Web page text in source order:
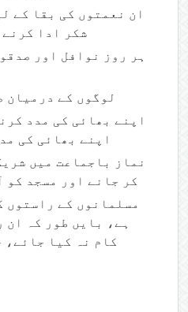
ان نعمتوں کی بقا کے
شکر ادا
ہر روز نوافل اور
لوگوں کے درمیان
اپنے بھائی کی مدد
اپنے بھائی کی
نماز باجماعت میں
کر جانے اور مسجد کو
مسلمانوں کے راستوں
ہے، بایں طور کہ
کام نہ کیا جائے،